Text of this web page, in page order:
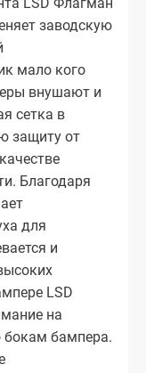
заводскую
мало кого
внушают и
сетка в
защиту от
Благодаря
для
и
LSD
на
бокам бампера.